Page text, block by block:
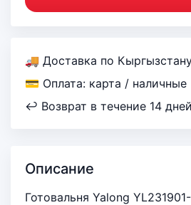
🚚 Доставка по
💳 Оплата: карта / наличные
↩ Возврат в течение 14 дней
Описание
Готовальня Yalong